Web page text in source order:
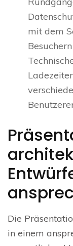
mit dem
Die
in einem